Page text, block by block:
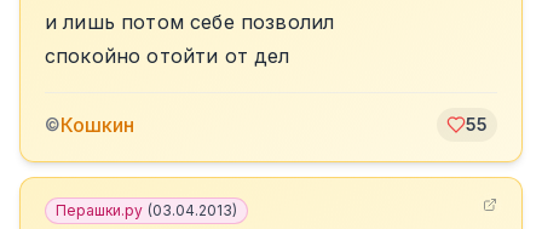
и лишь потом себе позволил
спокойно отойти от дел
©Кошкин 55
Перашки.ру (03.04.2013)